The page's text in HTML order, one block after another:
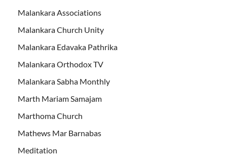
Malankara Associations
Malankara Church Unity
Malankara Edavaka Pathrika
Malankara Orthodox TV
Malankara Sabha Monthly
Marth Mariam Samajam
Marthoma Church
Mathews Mar Barnabas
Meditation